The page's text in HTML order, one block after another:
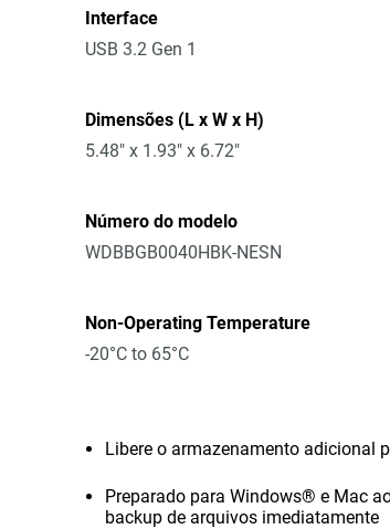
Interface
USB 3.2 Gen 1
Dimensões (L x W x H)
5.48" x 1.93" x 6.72"
Número do modelo
WDBBGB0040HBK-NESN
Non-Operating Temperature
-20°C to 65°C
Libere o armazenamento adicional
Preparado para Windows® e Mac
backup de arquivos imediatamente